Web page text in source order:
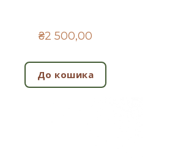
₴2 500,00
До кошика